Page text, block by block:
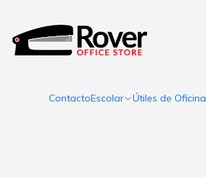
ContactoEscolar Útiles de Oficina